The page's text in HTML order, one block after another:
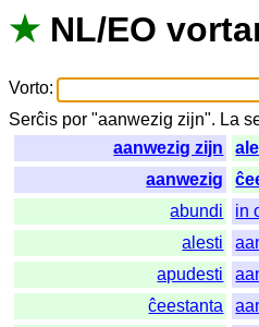
★ NL/EO
Vorto:
Serĉis por "aanwezig zijn". La
aanwezig zijn
aanwezig
abundi
in
alesti
apudesti
ĉeestanta